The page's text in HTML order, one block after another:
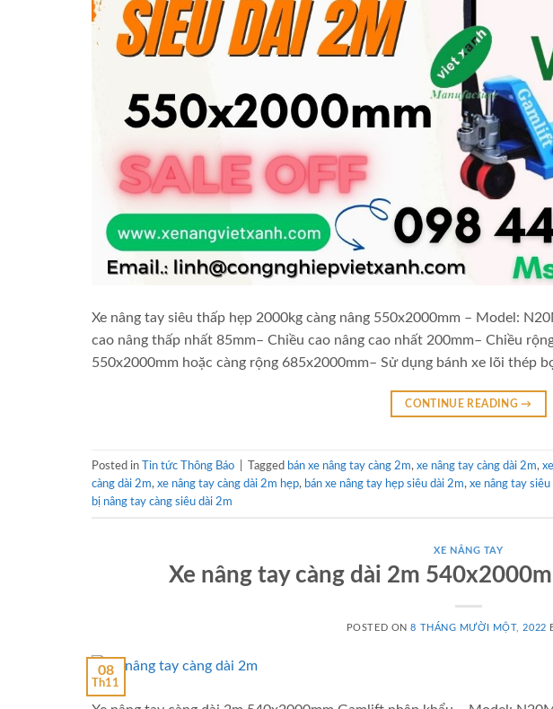
Xe nâng tay siêu thấp hẹp 2000kg càng nâng 550x2000mm – Model:
cao nâng thấp nhất 85mm– Chiều cao nâng cao nhất 200mm– Chiều
550x2000mm hoặc càng rộng 685x2000mm– Sử dụng bánh xe lõi thép
CONTINUE READING→
Posted in Tin tức Thông Báo Tagged bán xe nâng tay càng 2m, xe nâng tay càng dài 2m,
càng dài 2m, xe nâng tay càng dài 2m hẹp, bán xe nâng tay hẹp siêu dài 2m, xe nâng tay siêu
bị nâng tay càng siêu dài 2m
XE NÂNG TAY
Xe nâng tay càng dài 2m
POSTED ON8 THÁNG MƯỜI MỘT, 2022
08
Th11